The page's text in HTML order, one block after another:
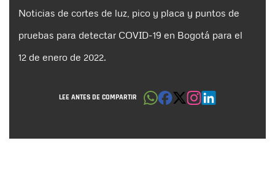
Noticias de cortes de luz, pico y placa y puntos de
pruebas para detectar COVID-19 en Bogotá para el
12 de enero de 2022.
LEE ANTES DE COMPARTIR